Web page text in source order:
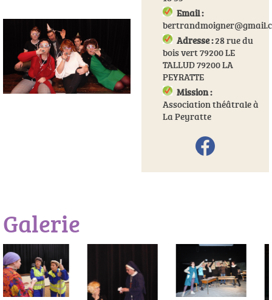
Email :
Adresse :28 rue du
bois vert 79200 LE
TALLUD 79200 LA
PEYRATTE
Mission :
Association théâtrale à
La Peyratte
Galerie